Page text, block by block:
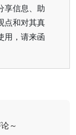
享信息、助
点和对其真
用，请来函
～